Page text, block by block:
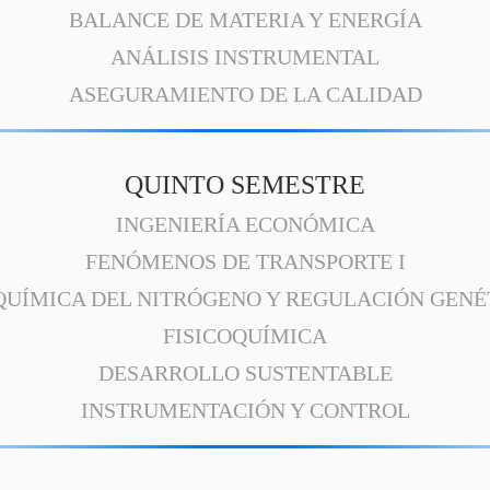
BALANCE DE MATERIA Y ENERGÍA
ANÁLISIS INSTRUMENTAL
ASEGURAMIENTO DE LA CALIDAD
QUINTO SEMESTRE
INGENIERÍA ECONÓMICA
FENÓMENOS DE TRANSPORTE I
DEL NITRÓGENO Y REGULACIÓN
FISICOQUÍMICA
DESARROLLO SUSTENTABLE
INSTRUMENTACIÓN Y CONTROL